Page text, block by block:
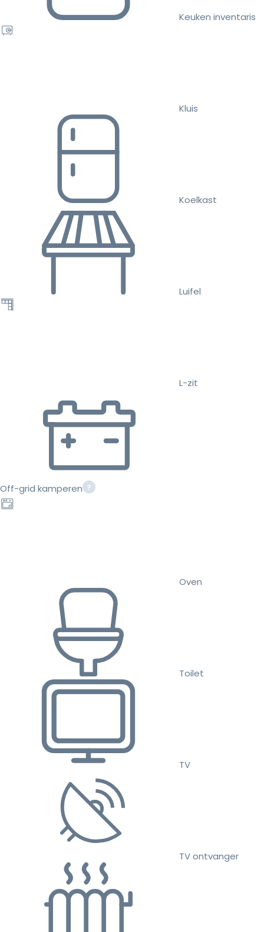
Keuken inventaris
Kluis
Koelkast
Luifel
L-zit
Off-grid kamperen
Oven
Toilet
TV
TV ontvanger